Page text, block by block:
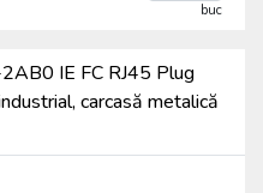
buc
IE FC RJ45 Plug
carcasă metalică